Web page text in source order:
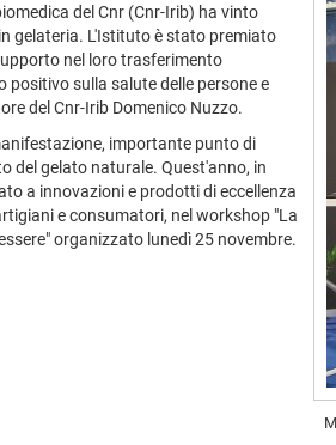
del Cnr (Cnr-Irib) ha vinto
gelateria. L'Istituto è stato premiato
nel loro trasferimento
sulla salute delle persone e
del Cnr-Irib Domenico Nuzzo.
importante punto di
del gelato naturale. Quest'anno, in
a innovazioni e prodotti di eccellenza
e consumatori, nel workshop "La
organizzato lunedì 25 novembre.